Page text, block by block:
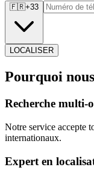
🇫🇷+33
LOCALISER
Pourquoi
Recherche multi-
Notre service accepte
internationaux.
Expert en